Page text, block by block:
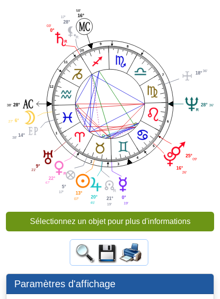
1
2 3
4
5
6
7
8
9
10
11
12
18°36'
16°
58'
28°
17'
0°
03'
28°
38'
6°
27'
14°
38'
9°
21'
22°
47'
5°
17' 13°
07' 20°
45'
21°
19'
0°
19'
16°
26'
25°
09'
28° 36'
Sélectionnez un objet pour plus d'informations
Paramètres d'affichage